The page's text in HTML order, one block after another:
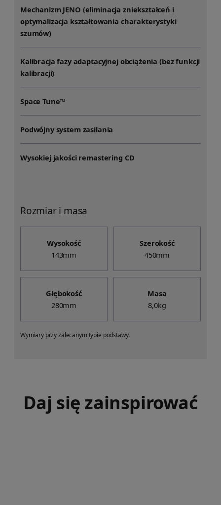
Mechanizm JENO (eliminacja zniekształceń i
optymalizacja kształtowania charakterystyki
szumów)
Kalibracja fazy adaptacyjnej obciążenia (bez funkcji
kalibracji)
Space Tune™
Podwójny system zasilania
Wysokiej jakości remastering CD
Rozmiar i masa
Wysokość
143mm
Szerokość
450mm
Głębokość
280mm
Masa
8,0kg
Wymiary przy zalecanym typie podstawy.
Daj się zainspirować